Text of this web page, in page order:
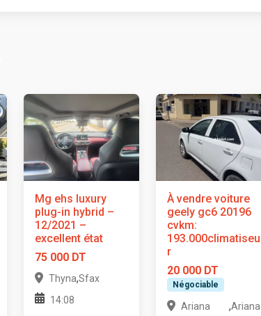
Mg ehs luxury
plug-in hybrid –
12/2021 –
excellent état
75 000 DT
Thyna,Sfax
14:08
À vendre voiture
geely gc6 20196
cvkm:
193.000climatiseu
r
20 000 DT
Négociable
Ariana
,Ariana